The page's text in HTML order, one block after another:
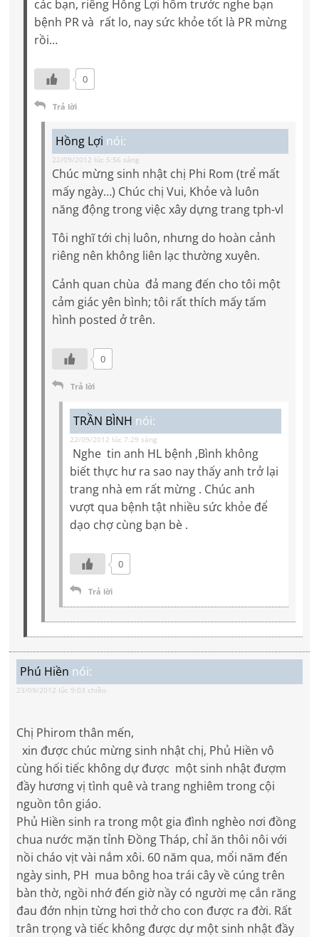
các bạn, riêng Hồng Lợi hôm trước nghe bạn
bệnh PR và rất lo, nay sức khỏe tốt là PR mừng
rồi…
0
Trả lời
Hồng Lợi nói:
22/09/2012 lúc 5:56 sáng
Chúc mừng sinh nhật chị Phi Rom (trể mất
mấy ngày…) Chúc chị Vui, Khỏe và luôn
năng động trong việc xây dựng trang tph-vl
Tôi nghĩ tới chị luôn, nhưng do hoàn cảnh
riêng nên không liên lạc thường xuyên.
Cảnh quan chùa đả mang đến cho tôi một
cảm giác yên bình; tôi rất thích mấy tấm
hình posted ở trên.
0
Trả lời
TRẦN BÌNH nói:
22/09/2012 lúc 7:29 sáng
Nghe tin anh HL bệnh ,Bình không
biết thực hư ra sao nay thấy anh trở lại
trang nhà em rất mừng . Chúc anh
vượt qua bệnh tật nhiều sức khỏe để
dạo chợ cùng bạn bè .
0
Trả lời
Phú Hiền nói:
23/09/2012 lúc 9:03 chiều
Chị Phirom thân mến,
xin được chúc mừng sinh nhật chị, Phủ Hiền vô
cùng hối tiếc không dự được một sinh nhật đượm
đầy hương vị tình quê và trang nghiêm trong cội
nguồn tôn giáo.
Phủ Hiền sinh ra trong một gia đình nghèo nơi đồng
chua nước mặn tỉnh Đồng Tháp, chỉ ăn thôi nôi với
nồi cháo vịt vài nắm xôi. 60 năm qua, mổi năm đến
ngày sinh, PH mua bông hoa trái cây về cúng trên
bàn thờ, ngồi nhớ đến giờ nầy có người mẹ cắn răng
đau đớn nhịn từng hơi thở cho con được ra đời. Rất
trân trọng và tiếc không được dự một sinh nhật đầy